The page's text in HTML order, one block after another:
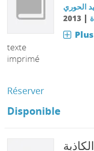
texte
imprimé
الحوري
|
2013
Réserver
Disponible